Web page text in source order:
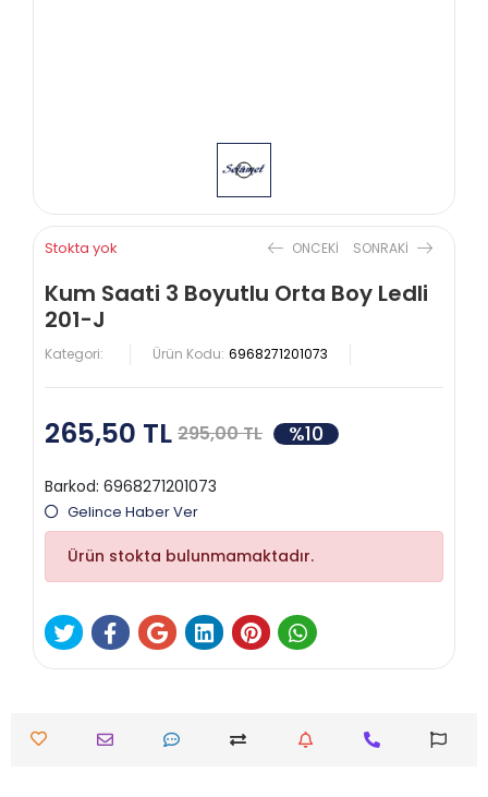
Stokta yok ONCEKI SONRAKI
Kum Saati 3 Boyutlu Orta Boy Ledli
201-J
Kategori: Ürün Kodu: 6968271201073
265,50 TL 295,00 TL %10
Barkod: 6968271201073
Gelince Haber Ver
Ürün stokta bulunmamaktadır.